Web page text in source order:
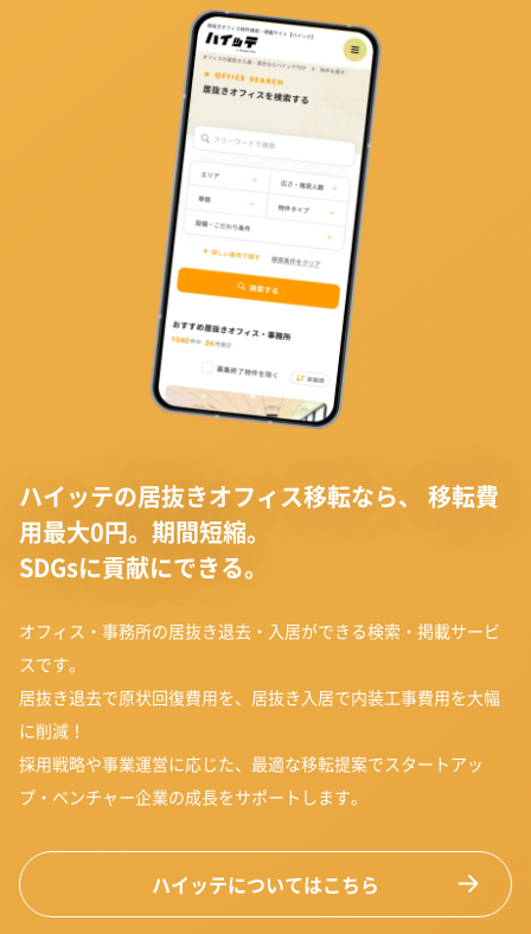
ハイッテの居抜きオフィス移転なら、
移転費
用最大0円。期間短縮。
SDGsに貢献にできる。
オフィス・事務所の居抜き退去・入居ができる検索・掲載サービ
スです。
居抜き退去で原状回復費用を、居抜き入居で内装工事費用を大幅
に削減！
採用戦略や事業運営に応じた、最適な移転提案でスタートアッ
プ・ベンチャー企業の成長をサポートします。
ハイッテについてはこちら